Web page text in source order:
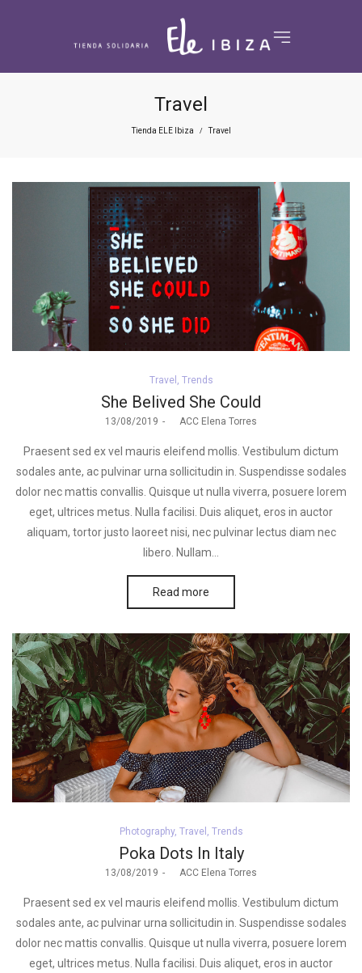
Travel
Tienda ELE Ibiza / Travel
Posted
in
Travel Trends
She Belived She Could
Posted
13/08/2019 byACC Elena Torres
Praesent sed ex vel mauris eleifend mollis. Vestibulum dictum
sodales ante, ac pulvinar urna sollicitudin in. Suspendisse sodales
dolor nec mattis convallis. Quisque ut nulla viverra, posuere lorem
eget, ultrices metus. Nulla facilisi. Duis aliquet, eros in auctor
aliquam, tortor justo laoreet nisi, nec pulvinar lectus diam nec
libero. Nullam…
Read more
Posted
in
Photography Travel Trends
Poka Dots In Italy
Posted
13/08/2019 byACC Elena Torres
Praesent sed ex vel mauris eleifend mollis. Vestibulum dictum
sodales ante, ac pulvinar urna sollicitudin in. Suspendisse sodales
dolor nec mattis convallis. Quisque ut nulla viverra, posuere lorem
eget, ultrices metus. Nulla facilisi. Duis aliquet, eros in auctor